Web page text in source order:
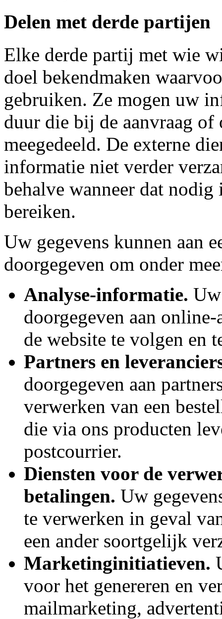
Delen met derde partijen
Elke derde partij met wie
doel bekendmaken
gebruiken. Ze mogen uw
duur die bij de aanvraag
meegedeeld. De externe
informatie niet verder
behalve wanneer dat nodig
bereiken.
Uw gegevens kunnen aan
doorgegeven om onder
Analyse-informatie.
doorgegeven aan
de website te volgen en
Partners en
doorgegeven aan
verwerken van een
die via ons producten
postcourrier.
Diensten voor de
betalingen. Uw
te verwerken in geval
een ander soortgelijk
Marketinginitiatieven.
voor het genereren en
mailmarketing,